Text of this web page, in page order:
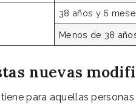
38 años y 6
Menos de 38
nuevas
para aquellas